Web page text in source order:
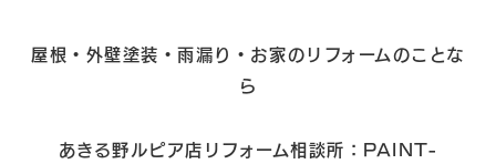
屋根・外壁塗装・雨漏り・お家のリフォームのことな
ら
あきる野ルピア店リフォーム相談所：PAINT-